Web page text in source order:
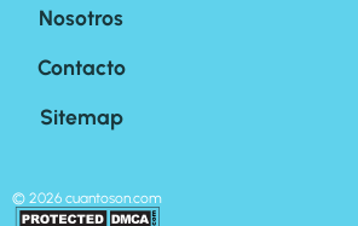
Nosotros
Contacto
Sitemap
© 2026 cuantoson.com